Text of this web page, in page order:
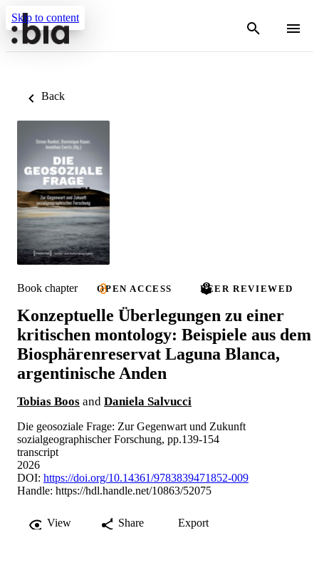
Skip to content
Back
Book chapter OPEN ACCESS PEER REVIEWED
Konzeptuelle Überlegungen zu einer
kritischen montology: Beispiele aus dem
Biosphärenreservat Laguna Blanca,
argentinische Anden
Tobias Boos and Daniela Salvucci
Die geosoziale Frage: Zur Gegenwart und Zukunft
sozialgeographischer Forschung, pp.139-154
transcript
2026
DOI: https://doi.org/10.14361/9783839471852-009
Handle: https://hdl.handle.net/10863/52075
View Share Export